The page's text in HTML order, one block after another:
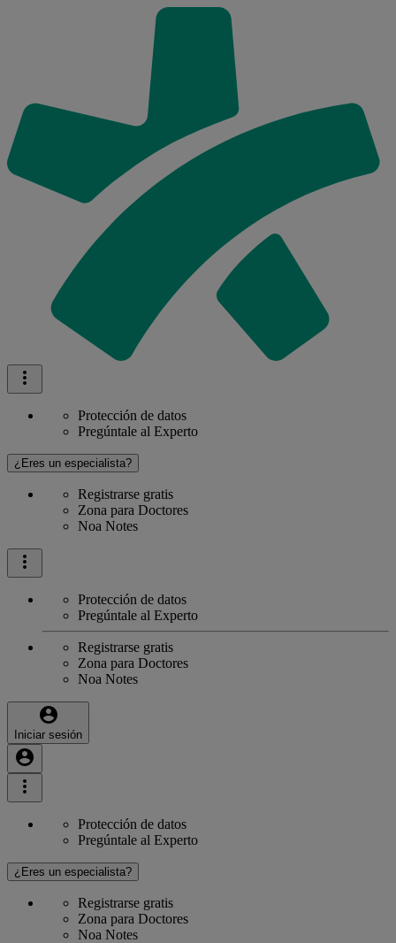
Protección de datos
Pregúntale al Experto
¿Eres un especialista?
Registrarse gratis
Zona para Doctores
Noa Notes
Protección de datos
Pregúntale al Experto
Registrarse gratis
Zona para Doctores
Noa Notes
Iniciar sesión
Protección de datos
Pregúntale al Experto
¿Eres un especialista?
Registrarse gratis
Zona para Doctores
Noa Notes